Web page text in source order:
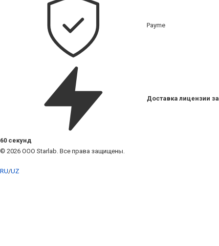
Payme
Доставка лицензии за
60 секунд
© 2026 ООО Starlab. Все права защищены.
RU/UZ